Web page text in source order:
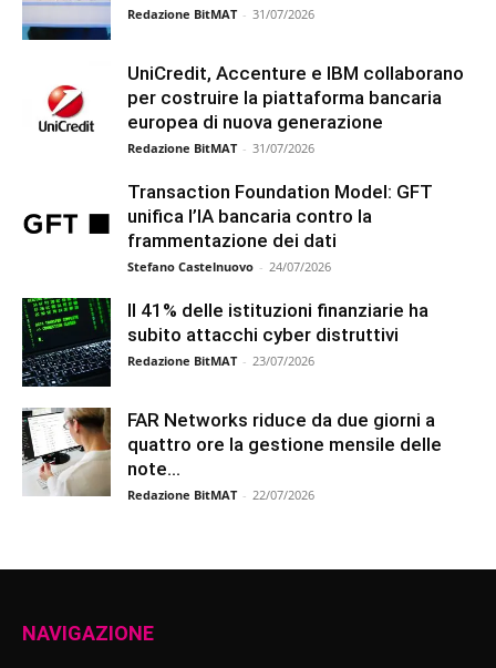
Redazione BitMAT - 31/07/2026
UniCredit, Accenture e IBM collaborano
per costruire la piattaforma bancaria
europea di nuova generazione
Redazione BitMAT - 31/07/2026
Transaction Foundation Model: GFT
unifica l’IA bancaria contro la
frammentazione dei dati
Stefano Castelnuovo - 24/07/2026
Il 41% delle istituzioni finanziarie ha
subito attacchi cyber distruttivi
Redazione BitMAT - 23/07/2026
FAR Networks riduce da due giorni a
quattro ore la gestione mensile delle
note...
Redazione BitMAT - 22/07/2026
NAVIGAZIONE